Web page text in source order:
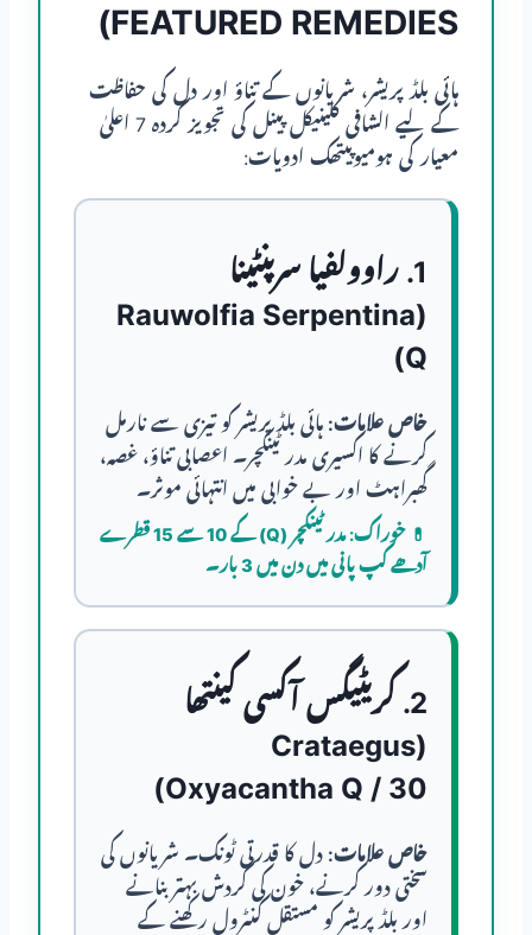
FEATURED REMEDIES)
ہائی بلڈ پریشر، شریانوں کے تناؤ اور دل کی حفاظت
کے لیے الشافی کلینیکل پینل کی تجویز کردہ 7 اعلیٰ
معیار کی ہومیوپیتھک ادویات:
1. راوولفیا سرپنٹینا
(Rauwolfia Serpentina
Q)
خاص علامات: ہائی بلڈ پریشر کو تیزی سے نارمل
کرنے کا اکسیری مدر ٹینکچر۔ اعصابی تناؤ، غصہ،
گھبراہٹ اور بے خوابی میں انتہائی موثر۔
💊 خوراک:
مدر ٹینکچر (Q) کے 10 سے 15 قطرے
آدھے کپ پانی میں دن میں 3 بار۔
2. کریٹیگس آکسی کینتھا
(Crataegus
Oxyacantha Q / 30)
خاص علامات: دل کا قدرتی ٹونک۔ شریانوں کی
سختی دور کرنے، خون کی گردش بہتر بنانے
اور بلڈ پریشر کو مستقل کنٹرول رکھنے کے